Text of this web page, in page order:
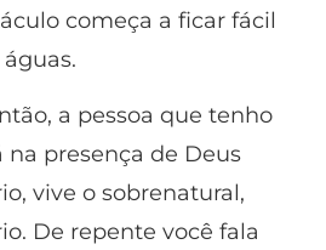
começa a ficar fácil
a pessoa que tenho
presença de Deus
vive o sobrenatural,
De repente você fala